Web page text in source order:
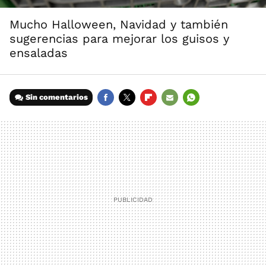
Mucho Halloween, Navidad y también
sugerencias para mejorar los guisos y
ensaladas
Sin comentarios
MAIL